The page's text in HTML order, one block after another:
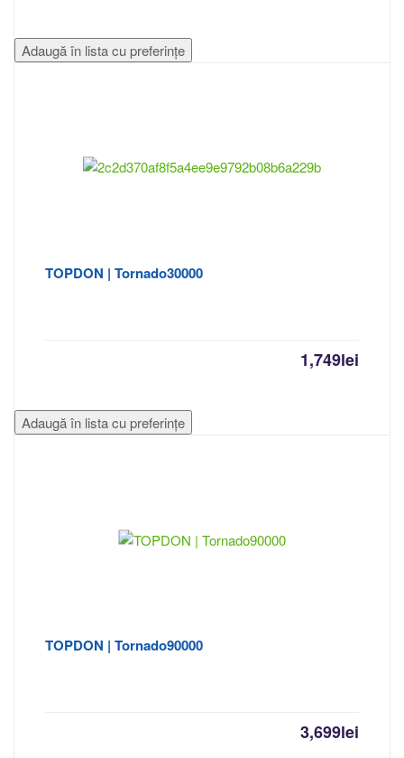
Adaugă în lista cu preferințe
TOPDON | Tornado30000
1,749lei
Adaugă în lista cu preferințe
TOPDON | Tornado90000
3,699lei